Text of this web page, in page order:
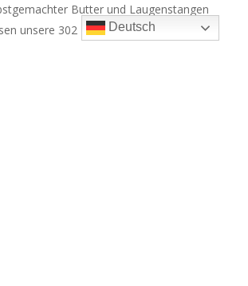
Butter und Laugenstangen
unsere 302 Kinder bei den wenigen
Deutsch